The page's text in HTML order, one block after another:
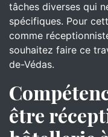
tâches diverses qui
spécifiques. Pour
comme
souhaitez faire ce
de-Védas.
être